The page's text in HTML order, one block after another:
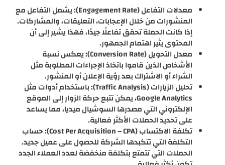
معدلات التفاعل (Engagement Rate): يشمل التفاعل مع
المنشورات من خلال الإعجابات، التعليقات، والمشاركات.
إذا كانت الحملة تحقق تفاعلًا جيدًا، فهذا يشير إلى أن
المحتوى يثير اهتمام الجمهور.
معدل التحويل (Conversion Rate): يعكس نسبة
الأشخاص الذين قاموا باتخاذ الإجراءات المطلوبة مثل
الشراء أو الاشتراك بعد رؤية الإعلان أو المنشور.
تحليل الزيارات (Traffic Analysis): باستخدام أدوات مثل
Google Analytics، يمكن تتبع حركة الزوار إلى الموقع
الإلكتروني التي مصدرها السوشيال ميديا، مما يساعد
على تحديد الحملات الأكثر فعالية.
تكلفة الاكتساب (Cost Per Acquisition – CPA): حساب
التكلفة التي تتكبدها الشركة للحصول على عميل جديد.
الحملات التي تتمتع بتكلفة منخفضة لعدد العملاء الجدد